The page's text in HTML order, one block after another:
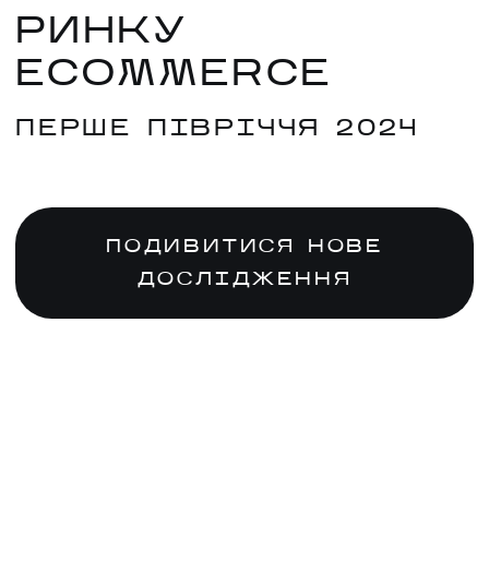
РИНКУ
ECOMMERCE
ПЕРШЕ ПІВРІЧЧЯ 2024
ПОДИВИТИСЯ НОВЕ
ДОСЛІДЖЕННЯ